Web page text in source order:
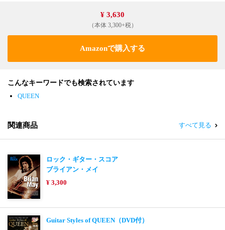
¥ 3,630
（本体 3,300+税）
Amazonで購入する
こんなキーワードでも検索されています
QUEEN
関連商品 すべて見る
ロック・ギター・スコア
ブライアン・メイ
¥ 3,300
Guitar Styles of QUEEN（DVD付）